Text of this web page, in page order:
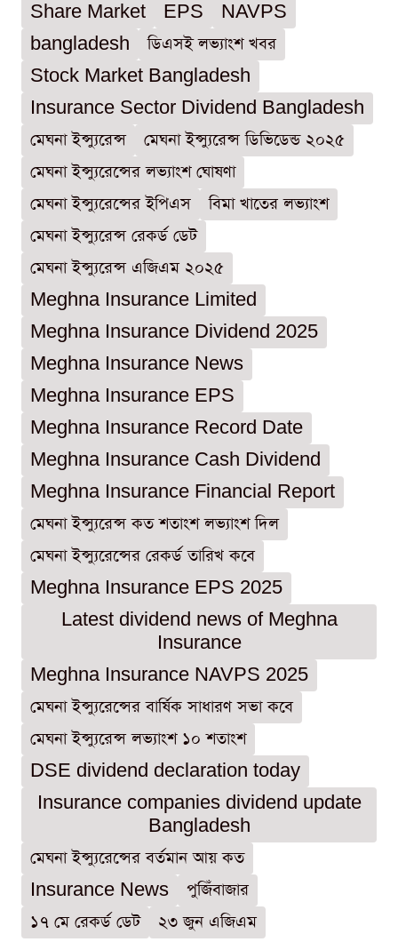
Share Market
EPS
NAVPS
bangladesh
ডিএসই লভ্যাংশ খবর
Stock Market Bangladesh
Insurance Sector Dividend Bangladesh
মেঘনা ইন্স্যুরেন্স
মেঘনা ইন্স্যুরেন্স ডিভিডেন্ড ২০২৫
মেঘনা ইন্স্যুরেন্সের লভ্যাংশ ঘোষণা
মেঘনা ইন্স্যুরেন্সের ইপিএস
বিমা খাতের লভ্যাংশ
মেঘনা ইন্স্যুরেন্স রেকর্ড ডেট
মেঘনা ইন্স্যুরেন্স এজিএম ২০২৫
Meghna Insurance Limited
Meghna Insurance Dividend 2025
Meghna Insurance News
Meghna Insurance EPS
Meghna Insurance Record Date
Meghna Insurance Cash Dividend
Meghna Insurance Financial Report
মেঘনা ইন্স্যুরেন্স কত শতাংশ লভ্যাংশ দিল
মেঘনা ইন্স্যুরেন্সের রেকর্ড তারিখ কবে
Meghna Insurance EPS 2025
Latest dividend news of Meghna
Insurance
Meghna Insurance NAVPS 2025
মেঘনা ইন্স্যুরেন্সের বার্ষিক সাধারণ সভা কবে
মেঘনা ইন্স্যুরেন্স লভ্যাংশ ১০ শতাংশ
DSE dividend declaration today
Insurance companies dividend update
Bangladesh
মেঘনা ইন্স্যুরেন্সের বর্তমান আয় কত
Insurance News
পুজিঁবাজার
১৭ মে রেকর্ড ডেট
২৩ জুন এজিএম